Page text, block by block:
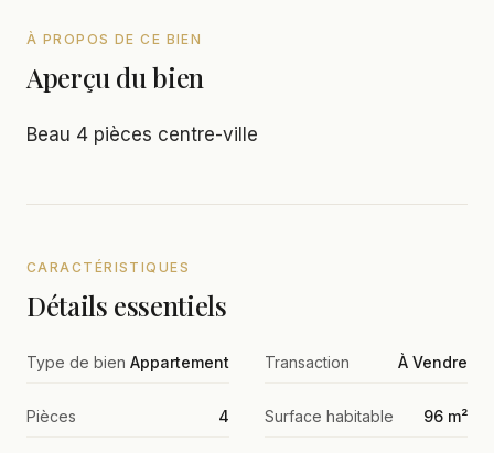
À PROPOS DE CE BIEN
Aperçu du bien
Beau 4 pièces centre-ville
CARACTÉRISTIQUES
Détails essentiels
Type de bien Appartement Transaction À Vendre
Pièces 4 Surface habitable 96 m²